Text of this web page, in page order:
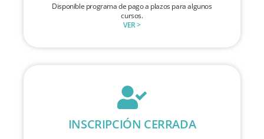
Disponible programa de pago a plazos para algunos
cursos.
VER >
INSCRIPCIÓN CERRADA